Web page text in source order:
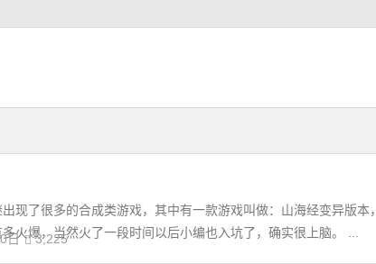
现了很多的合成类游戏，其中有一款游戏叫做：山海经变异版本，
火爆，当然火了一段时间以后小编也入坑了，确实很上脑。 ...
日 3,225